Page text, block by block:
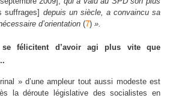
suffrages] depuis un siècle, a convaincu sa
d’orientation (7) ».
félicitent d’avoir agi plus vite
que
» d’une ampleur tout aussi modeste est
la déroute législative des socialistes en